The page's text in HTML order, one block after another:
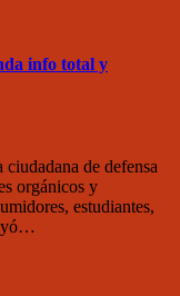
info total y
de defensa
orgánicos y
estudiantes,